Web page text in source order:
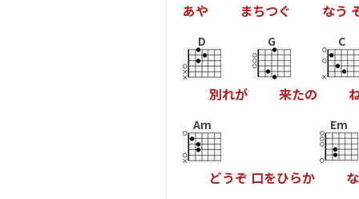
あや まちつぐ なう
D
別れが
G
来たの
C
Am
どうぞ 口をひらか
Em
な